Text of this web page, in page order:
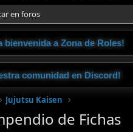
en foros
bienvenida a Zona de Roles!
comunidad en Discord!
Jujutsu Kaisen
de Fichas